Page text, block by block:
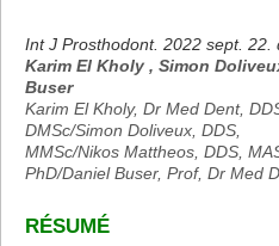
Int J Prosthodont. 2022 sept. 22.
Karim El Kholy , Simon
Buser
Karim El Kholy, Dr Med Dent,
DMSc/Simon Doliveux, DDS,
MMSc/Nikos Mattheos, DDS,
PhD/Daniel Buser, Prof, Dr Med
RÉSUMÉ